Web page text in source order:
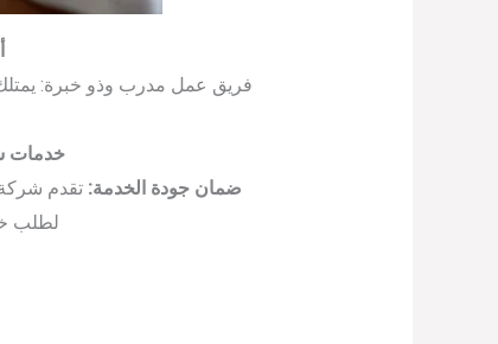
فريق عمل مدرب وذو خبرة:
خدمات
ضمان جودة الخدمة: تقدم
لطلب